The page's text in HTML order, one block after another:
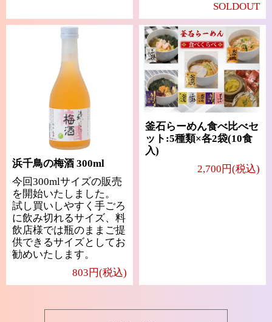
SOLDOUT
浜千鳥の梅酒 300ml
今回300mlサイズの販売
を開始いたしました。
試し買いしやすく手ごろ
に飲み切れるサイズ、料
飲店様では瓶のままご提
供できるサイズとしてお
勧めいたします。
803円(税込)
釜石らーめん食べ比べセ
ット:5種類×各2袋(10食
入)
2,700円(税込)